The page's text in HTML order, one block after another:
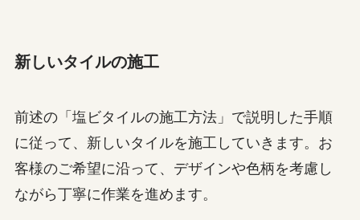
新しいタイルの施工
前述の「塩ビタイルの施工方法」で説明した手順
に従って、新しいタイルを施工していきます。お
客様のご希望に沿って、デザインや色柄を考慮し
ながら丁寧に作業を進めます。